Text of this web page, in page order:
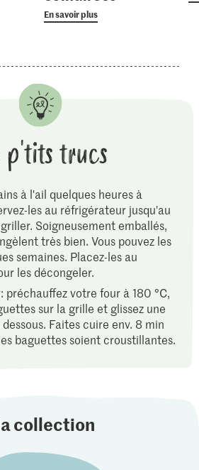
En savoir plus
p'tits trucs
à l'ail quelques heures à
les au réfrigérateur jusqu'au
Soigneusement emballés,
très bien. Vous pouvez les
semaines. Placez-les au
les décongeler.
préchauffez votre four à 180 °C,
sur la grille et glissez une
Faites cuire env. 8 min
baguettes soient croustillantes.
collection